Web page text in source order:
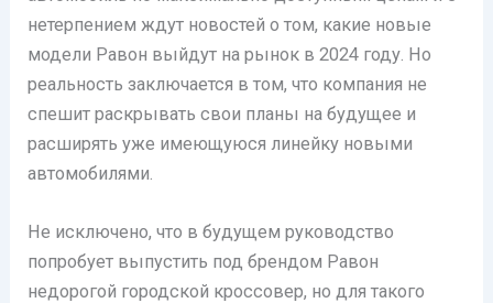
нетерпением ждут новостей о том, какие новые
модели Равон выйдут на рынок в 2024 году. Но
реальность заключается в том, что компания не
спешит раскрывать свои планы на будущее и
расширять уже имеющуюся линейку новыми
автомобилями.
Не исключено, что в будущем руководство
попробует выпустить под брендом Равон
недорогой городской кроссовер, но для такого